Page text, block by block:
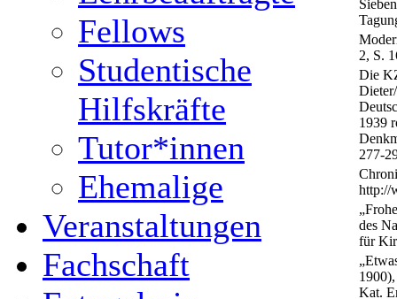
Fellows
Studentische
Hilfskräfte
Tutor*innen
Ehemalige
Veranstaltungen
Fachschaft
2, S.
Die
1939
277-
http://
des
für
Kat.